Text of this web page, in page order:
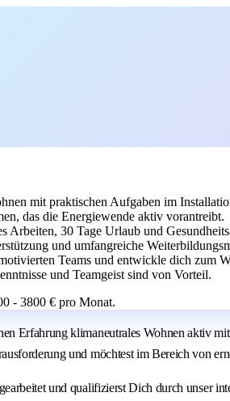
mit praktischen Aufgaben im
das die Energiewende aktiv vorantreibt.
Arbeiten, 30 Tage Urlaub und
und umfangreiche
Teams und entwickle dich zum
und Teamgeist sind von Vorteil.
- 3800 € pro Monat.
Erfahrung klimaneutrales Wohnen aktiv
und möchtest im Bereich von
und qualifizierst Dich durch unser